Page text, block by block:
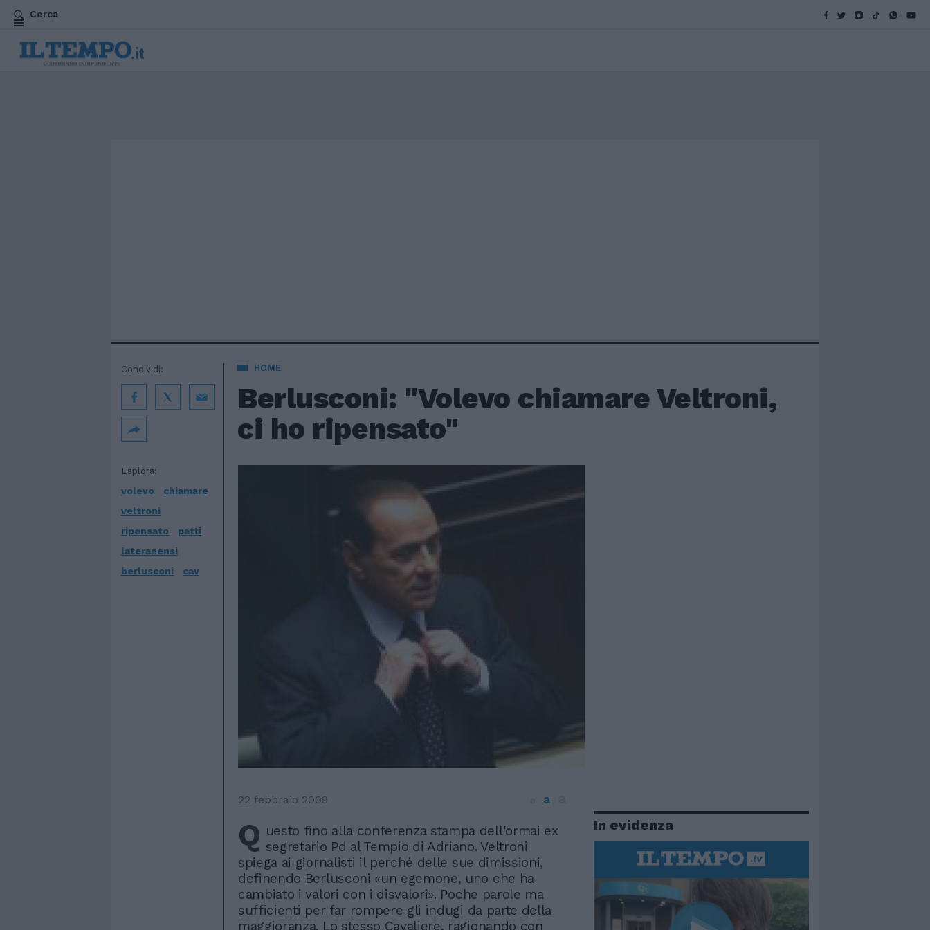
Cerca
HOME
Berlusconi: "Volevo chiamare Veltroni,
ci ho ripensato"
Esplora:
volevo
chiamare
veltroni
ripensato
patti
lateranensi
berlusconi
cav
Condividi:
22 febbraio 2009 a
Q uesto fino alla conferenza stampa dell'ormai ex
segretario Pd al Tempio di Adriano. Veltroni
spiega ai giornalisti il perché delle sue dimissioni,
definendo Berlusconi «un egemone, uno che ha
cambiato i valori con i disvalori». Poche parole ma
sufficienti per far rompere gli indugi da parte della
maggioranza. Lo stesso Cavaliere, ragionando con
In evidenza